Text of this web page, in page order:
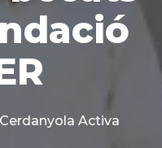
Activa